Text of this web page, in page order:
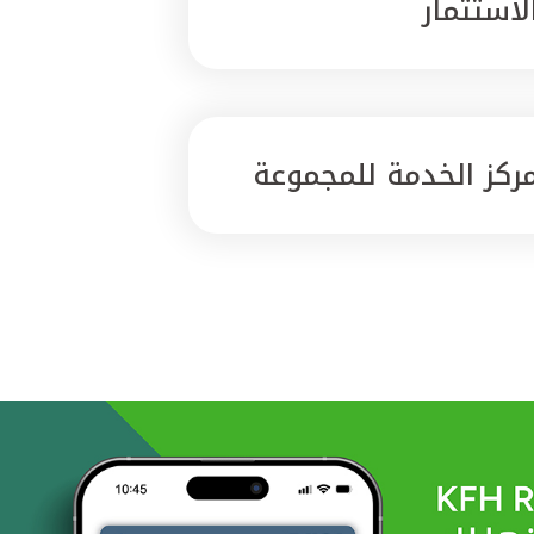
الخدمة للمجموعة